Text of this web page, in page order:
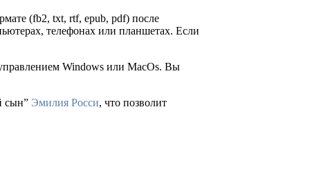
(fb2, txt, rtf, epub, pdf) после
телефонах или планшетах. Если
Windows или MacOs. Вы
сын” Эмилия Росси, что позволит